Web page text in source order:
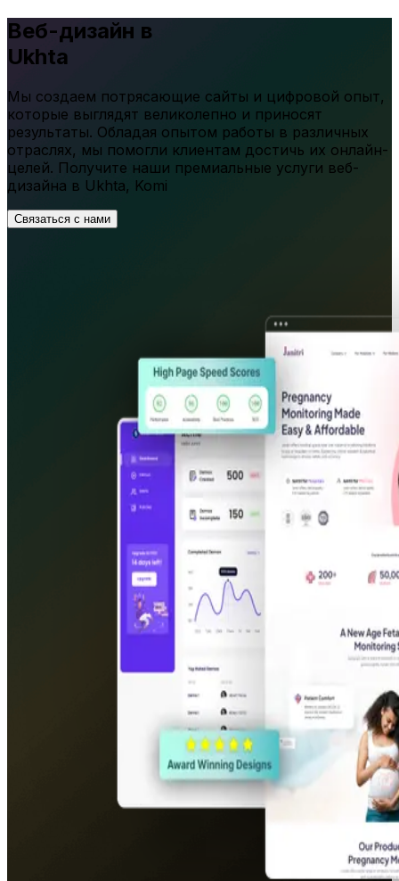
Веб-дизайн в
Ukhta
Мы создаем потрясающие сайты и цифровой опыт,
которые выглядят великолепно и приносят
результаты. Обладая опытом работы в различных
отраслях, мы помогли клиентам достичь их онлайн-
целей. Получите наши премиальные услуги веб-
дизайна в Ukhta, Komi
Связаться с нами